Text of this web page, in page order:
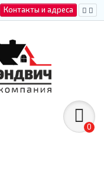
Контакты и адреса
0